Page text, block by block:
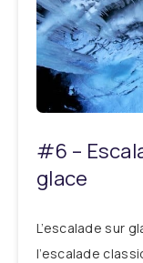
#6 –
glace
L’escalade sur
l’escalade